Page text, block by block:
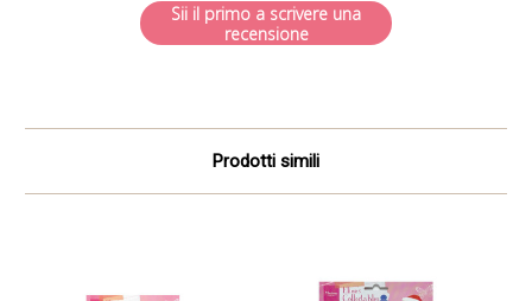
Sii il primo a scrivere una
recensione
Prodotti simili